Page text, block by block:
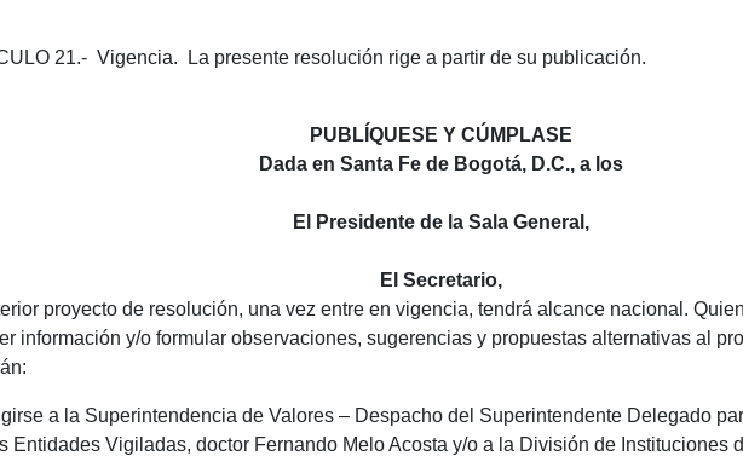
21.- Vigencia. La presente resolución rige a partir de su publicación.
PUBLÍQUESE Y CÚMPLASE
Dada en Santa Fe de Bogotá, D.C., a los
El Presidente de la Sala General,
El Secretario,
proyecto de resolución, una vez entre en vigencia, tendrá alcance nacional.
información y/o formular observaciones, sugerencias y propuestas alternativas al
a la Superintendencia de Valores – Despacho del Superintendente Delegado
Entidades Vigiladas, doctor Fernando Melo Acosta y/o a la División de Instituciones